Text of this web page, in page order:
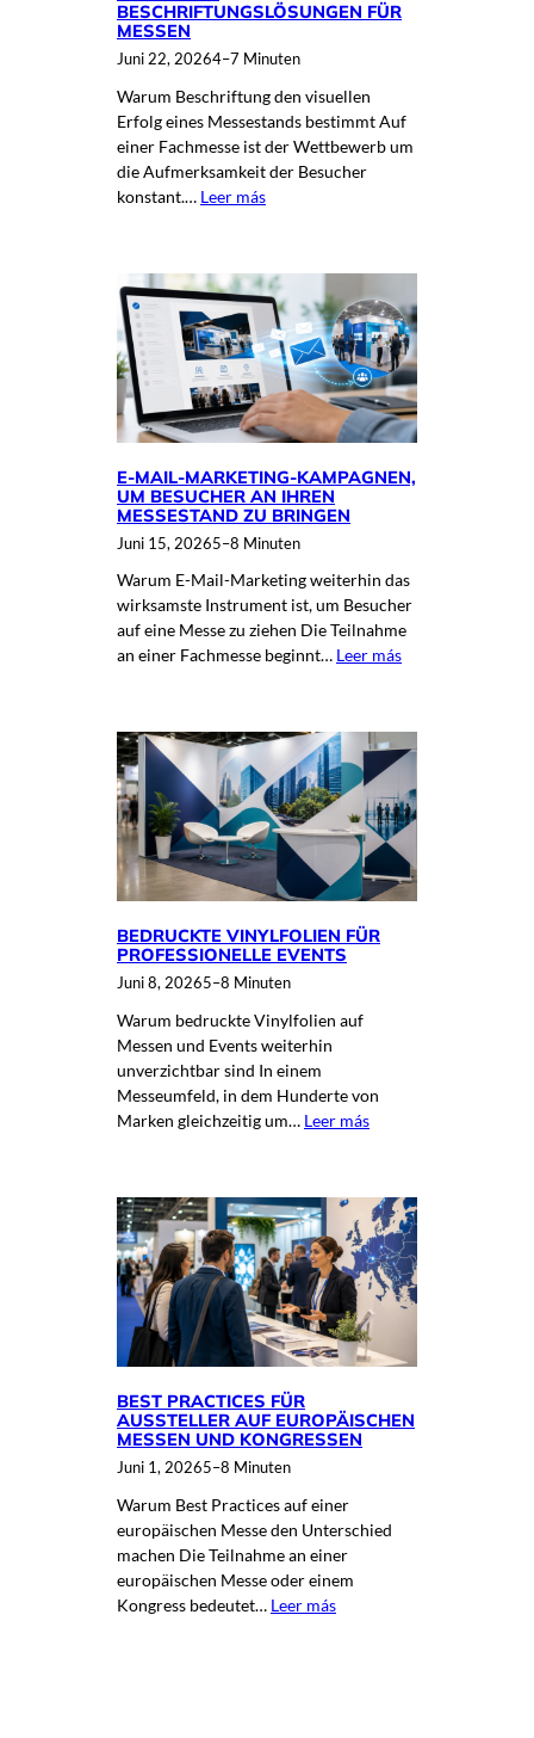
BESCHRIFTUNGSLÖSUNGEN FÜR
MESSEN
Juni 22, 20264–7 Minuten
Warum Beschriftung den visuellen
Erfolg eines Messestands bestimmt Auf
einer Fachmesse ist der Wettbewerb um
die Aufmerksamkeit der Besucher
konstant.… Leer más
E-MAIL-MARKETING-KAMPAGNEN,
UM BESUCHER AN IHREN
MESSESTAND ZU BRINGEN
Juni 15, 20265–8 Minuten
Warum E-Mail-Marketing weiterhin das
wirksamste Instrument ist, um Besucher
auf eine Messe zu ziehen Die Teilnahme
an einer Fachmesse beginnt… Leer más
BEDRUCKTE VINYLFOLIEN FÜR
PROFESSIONELLE EVENTS
Juni 8, 20265–8 Minuten
Warum bedruckte Vinylfolien auf
Messen und Events weiterhin
unverzichtbar sind In einem
Messeumfeld, in dem Hunderte von
Marken gleichzeitig um… Leer más
BEST PRACTICES FÜR
AUSSTELLER AUF EUROPÄISCHEN
MESSEN UND KONGRESSEN
Juni 1, 20265–8 Minuten
Warum Best Practices auf einer
europäischen Messe den Unterschied
machen Die Teilnahme an einer
europäischen Messe oder einem
Kongress bedeutet… Leer más